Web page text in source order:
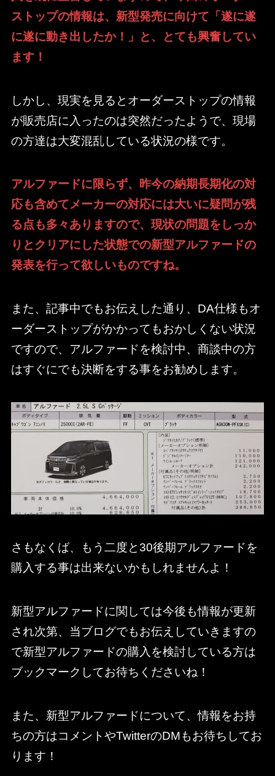
ストップの情報は、新型発売に向けて「遂に遂
に遂に動き出したか！」と、とても興奮してい
ます！
しかし、現実を見るとオーダーストップの情報
が販売店に入ったのは突然だったようで、現場
の方達は大変混乱している状況の様です。
アルファードに限らず、昨今の納期長期化の対
応も含めてメーカーの対応には大いに疑問が残
る点も多々ありますので、現状の問題をしっか
りとクリアにした状態での新型アルファードの
発表を行って欲しいものですね。
また、記事中でもお伝えした通り、DA仕様もオ
ーダーストップがかかってもおかしくない状況
ですので、アルファードを検討中、商談中の方
はすぐにでも決断をする事をお勧めします。
さもなくば、もう二度と30後期アルファードを
購入する事は出来ないかもしれませんよ！
新型アルファードに関しては今後も情報が更新
され次第、当ブログでもお伝えしていきますの
で新型アルファードの購入を検討している方は
ブックマークしてお待ちくださいね！
また、新型アルファードについて、情報をお持
ちの方はコメントやTwitterのDMもお待ちしてお
ります！